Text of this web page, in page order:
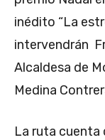
inédito “La
intervendrán
Alcaldesa de
Medina
La ruta cuenta